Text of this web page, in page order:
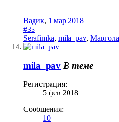
Вадик, 1 мар 2018
#33
Serafimka, mila_pav, Маргола
mila_pav В теме
Регистрация:
5 фев 2018
Сообщения:
10